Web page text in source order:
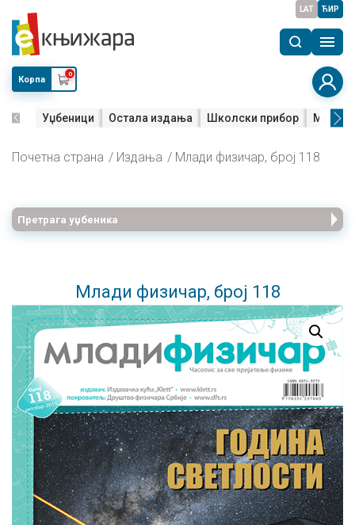
LAT ЋИР
Корпа
0
Уџбеници Остала издања Школски прибор Мала
Почетна страна Издања Млади физичар, број 118
Претрага уџбеника
Млади физичар, број 118